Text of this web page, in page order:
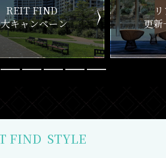
リアルタイム
新一覧チェック
新
FIND STYLE